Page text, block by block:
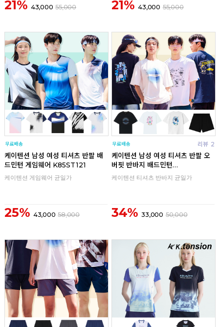
21% 43,000 55,000 21% 43,000 55,000
케이텐션 남성 여성 티셔츠 반팔 배
드민턴 게임웨어 K85ST121
케이텐션 게임웨어 균일가
25% 43,000 58,000
리뷰 2
케이텐션 남성 여성 티셔츠 반팔 오
버핏 반바지 배드민턴
K85ST807U
케이텐션 티셔츠 반바지 균일가
34% 33,000 50,000